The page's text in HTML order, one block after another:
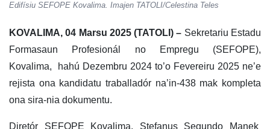
Edifísiu SEFOPE Kovalima. Imajen TATOLI/Celestina Teles
KOVALIMA, 04 Marsu 2025 (TATOLI) – Sekretariu Estadu
Formasaun Profesionál no Empregu (SEFOPE),
Kovalima, hahú Dezembru 2024 to’o Fevereiru 2025 ne’e
rejista ona kandidatu traballadór na’in-438 mak kompleta
ona sira-nia dokumentu.
Diretór SEFOPE Kovalima, Stefanus Segundo Manek